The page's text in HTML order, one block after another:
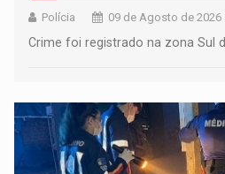
Polícia 09 de Agosto de 2026
Crime foi registrado na zona Sul